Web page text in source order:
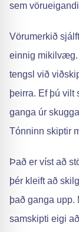
sem
Vörumerkið
einnig mikilvæg.
tengsl við
þeirra. Ef þú vilt
ganga úr
Tónninn skiptir
Það er víst að
þér kleift að
það ganga upp.
samskipti eigi